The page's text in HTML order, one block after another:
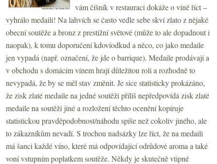
vám číšník v restauraci dokáže o víně říct –
vyhrálo medaili! Na lahvích se často vedle sebe skví zlato z nějaké
obecní soutěže a bronz z prestižní světové (může to ale dopadnout i
naopak), k tomu doporučení kdovíodkud a něco, co jako medaile
jen vypadá (např. označení, že jde o barrique). Medaile prodávají a
v obchodu s domácím vínem hrají důležitou roli a rozhodně to
nevypadá, že by se měl stav změnit. Je sice statisticky prokázáno,
že zisk zlaté medaile na jedné soutěži příliš nepředpovídá zisk zlaté
medaile na soutěži jiné a rozložení těchto ocenění kopíruje
statistickou pravděpodobnost/náhodu spíše než cokoliv jiného, ale
to zákazníkům nevadí. S trochou nadsázky lze říct, že na medaili
má šanci každé víno, které má odpovídající odrůdové aroma a také
voní vstupním poplatkem soutěže. Někdy je skutečně vtipné